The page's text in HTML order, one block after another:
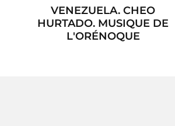
VENEZUELA. CHEO
HURTADO. MUSIQUE DE
L'ORÉNOQUE